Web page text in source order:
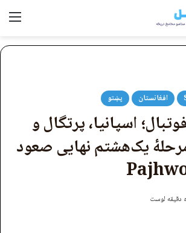
افغانستان پښتو
اسپانیا، پرتگال و
یک‌هشتم نهایی صعود
دقیقه لوست